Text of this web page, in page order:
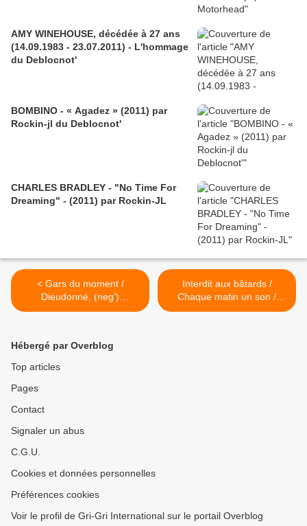
AMY WINEHOUSE, décédée à 27 ans
(14.09.1983 - 23.07.2011) - L'hommage
du Deblocnot'
BOMBINO - « Agadez » (2011) par
Rockin-jl du Deblocnot'
CHARLES BRADLEY - "No Time For
Dreaming" - (2011) par Rockin-JL
< Gars du moment /
Dieudonné, (neg')
marronnier des médias
Interdit aux bâtards /
Chaque matin un son /
Biggie : Party & bullshit
Hébergé par Overblog
Top articles
Pages
Contact
Signaler un abus
C.G.U.
Cookies et données personnelles
Préférences cookies
Voir le profil de Gri-Gri International sur le portail Overblog